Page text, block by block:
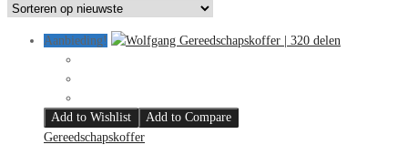
Aanbieding!
Add to Wishlist
Add to Compare
Gereedschapskoffer